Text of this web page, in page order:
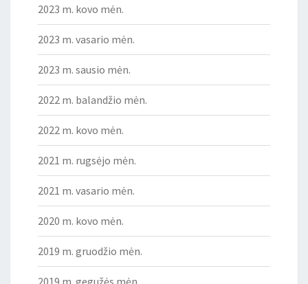
2023 m. kovo mėn.
2023 m. vasario mėn.
2023 m. sausio mėn.
2022 m. balandžio mėn.
2022 m. kovo mėn.
2021 m. rugsėjo mėn.
2021 m. vasario mėn.
2020 m. kovo mėn.
2019 m. gruodžio mėn.
2019 m. gegužės mėn.